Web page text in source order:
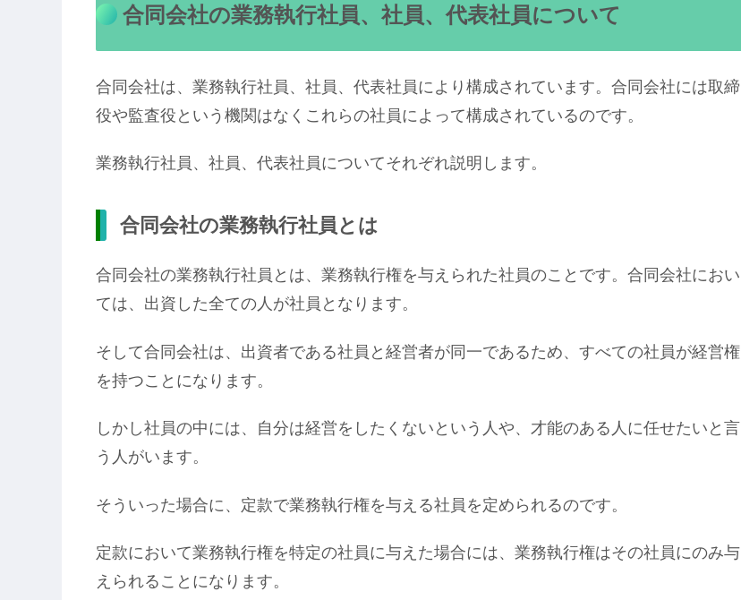
合同会社の業務執行社員、社員、代表社員について
合同会社は、業務執行社員、社員、代表社員により構成されています。合同会社には取締
役や監査役という機関はなくこれらの社員によって構成されているのです。
業務執行社員、社員、代表社員についてそれぞれ説明します。
合同会社の業務執行社員とは
合同会社の業務執行社員とは、業務執行権を与えられた社員のことです。合同会社におい
ては、出資した全ての人が社員となります。
そして合同会社は、出資者である社員と経営者が同一であるため、すべての社員が経営権
を持つことになります。
しかし社員の中には、自分は経営をしたくないという人や、才能のある人に任せたいと言
う人がいます。
そういった場合に、定款で業務執行権を与える社員を定められるのです。
定款において業務執行権を特定の社員に与えた場合には、業務執行権はその社員にのみ与
えられることになります。